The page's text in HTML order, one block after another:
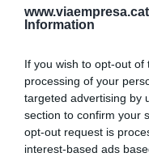
Information
If you wish to opt-out
processing of your
targeted advertising by
section to confirm your
opt-out request is
interest-based ads
casa. A molts li
2006. Segon senyal
Tercera i últim
la seva empresa
salaris, com a
somni. La realitat